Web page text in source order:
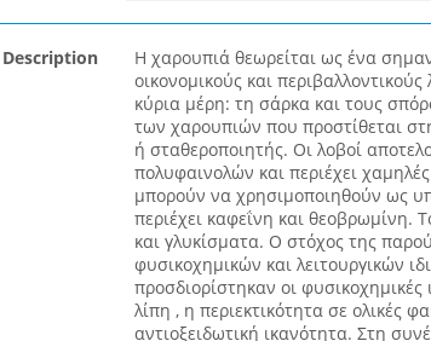
Description
Η χαρουπιά θεωρείται ως ένα
οικονομικούς και
κύρια μέρη: τη σάρκα και τους
των χαρουπιών που προστίθεται
ή σταθεροποιητής. Οι λοβοί
πολυφαινολών και περιέχει
μπορούν να χρησιμοποιηθούν ως
περιέχει καφεΐνη και θεοβρωμίνη.
και γλυκίσματα. Ο στόχος της
φυσικοχημικών και λειτουργικών
προσδιορίστηκαν οι
λίπη , η περιεκτικότητα σε ολικές
αντιοξειδωτική ικανότητα. Στη